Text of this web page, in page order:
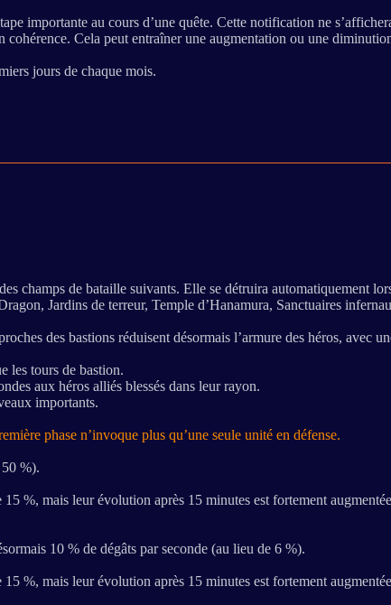
importante au cours d’une quête. Cette notification ne
Cela peut entraîner une augmentation ou une
jours de chaque mois.
champs de bataille suivants. Elle se détruira automatiquement
Jardins de terreur, Temple d’Hanamura, Sanctuaires
des bastions réduisent désormais l’armure des héros, avec
les tours de bastion.
aux héros alliés blessés dans leur rayon.
importants.
phase n’invoque plus qu’une seule unité en défense.
%).
%, mais leur évolution après 15 minutes est fortement
10 % de dégâts par seconde (au lieu de 6 %).
%, mais leur évolution après 15 minutes est fortement